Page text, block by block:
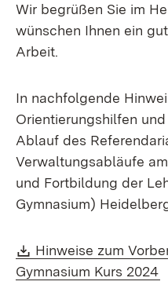
Wir begrüßen Sie im
wünschen Ihnen ein
Arbeit.
In nachfolgende
Orientierungshilfen
Ablauf des
Verwaltungsabläufe
und Fortbildung der
Gymnasium)
Download:
Hinweise zum
Gymnasium Kurs 2024